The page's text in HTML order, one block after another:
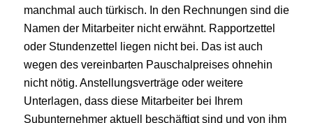
manchmal auch türkisch. In den Rechnungen sind die
Namen der Mitarbeiter nicht erwähnt. Rapportzettel
oder Stundenzettel liegen nicht bei. Das ist auch
wegen des vereinbarten Pauschalpreises ohnehin
nicht nötig. Anstellungsverträge oder weitere
Unterlagen, dass diese Mitarbeiter bei Ihrem
Subunternehmer aktuell beschäftigt sind und von ihm